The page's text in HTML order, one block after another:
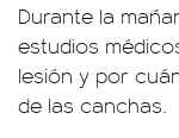
Durante la
estudios
lesión y por
de las canchas.